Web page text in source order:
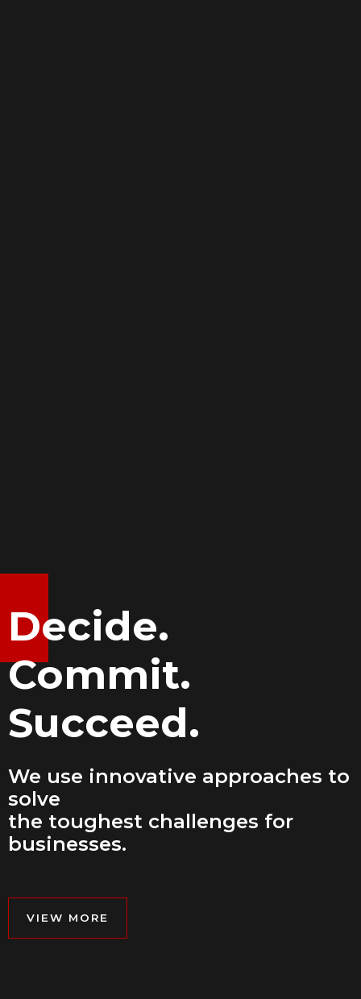
Decide.
Commit.
Succeed.
We use innovative approaches to
solve
the toughest challenges for
businesses.
VIEW MORE